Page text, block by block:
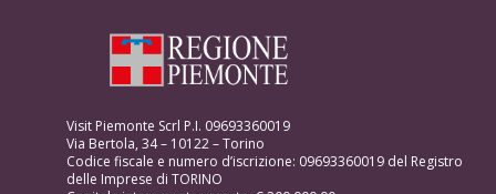
Visit Piemonte Scrl P.I. 09693360019
Via Bertola, 34 – 10122 – Torino
Codice fiscale e numero d’iscrizione: 09693360019 del Registro
delle Imprese di TORINO